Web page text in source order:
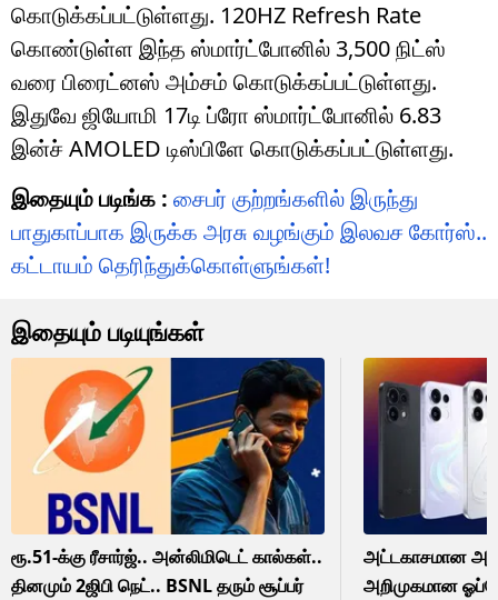
கொடுக்கப்பட்டுள்ளது. 120HZ Refresh Rate
கொண்டுள்ள இந்த ஸ்மார்ட்போனில் 3,500 நிட்ஸ்
வரை பிரைட்னஸ் அம்சம் கொடுக்கப்பட்டுள்ளது.
இதுவே ஜியோமி 17டி ப்ரோ ஸ்மார்ட்போனில் 6.83
இன்ச் AMOLED டிஸ்பிளே கொடுக்கப்பட்டுள்ளது.
இதையும் படிங்க : சைபர் குற்றங்களில் இருந்து
பாதுகாப்பாக இருக்க அரசு வழங்கும் இலவச கோர்ஸ்..
கட்டாயம் தெரிந்துக்கொள்ளுங்கள்!
இதையும் படியுங்கள்
ரூ.51-க்கு ரீசார்ஜ்.. அன்லிமிடெட் கால்கள்..
தினமும் 2ஜிபி நெட்.. BSNL தரும் சூப்பர்
அட்டகாசமான
அறிமுகமான